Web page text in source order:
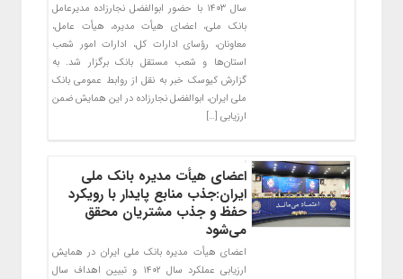
سال ۱۴۰۳ با حضور ابوالفضل نجارزاده مدیرعامل
بانک ملی، اعضای هیأت مدیره، هیأت عامل،
معاونان، رؤسای ادارات کل، ادارات امور شعب
استان‌ها و شعب مستقل بانک برگزار شد. به
گزارش کیوسک خبر به نقل از روابط عمومی بانک
ملی ایران، ابوالفضل نجارزاده در این همایش ضمن
ارزیابی […]
اعضای هیأت مدیره بانک ملی
ایران:جذب منابع پایدار با رویکرد
حفظ و جذب مشتریان محقق
می‌شود
اعضای هیأت مدیره بانک ملی ایران در همایش
ارزیابی عملکرد سال ۱۴۰۲ و تبیین اهداف سال